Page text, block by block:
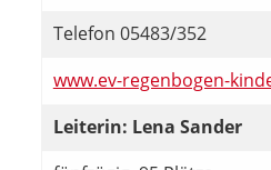
Telefon 05483/352
www.ev-regenbogen-
Leiterin: Lena Sander